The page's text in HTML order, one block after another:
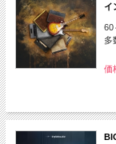
イ
60
多
価